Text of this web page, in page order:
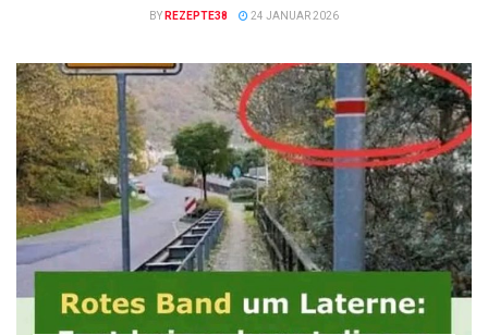
BY REZEPTE38 24 JANUAR 2026